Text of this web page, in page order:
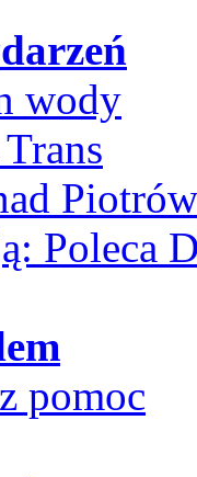
wody
Poleca
pomoc